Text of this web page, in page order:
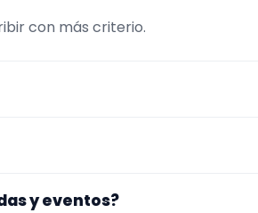
con más criterio.
Además, la página se centra
y eventos?